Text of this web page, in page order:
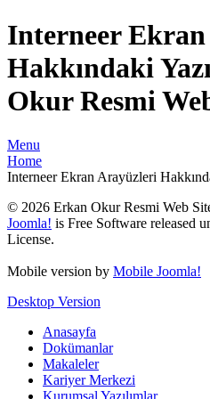
Interneer
Hakkındaki
Okur Resmi
Menu
Home
Interneer Ekran Arayüzleri
© 2026 Erkan Okur Resmi Web
Joomla! is Free Software released
License.
Mobile version by Mobile Joomla!
Desktop Version
Anasayfa
Dokümanlar
Makaleler
Kariyer Merkezi
Kurumsal Yazılımlar